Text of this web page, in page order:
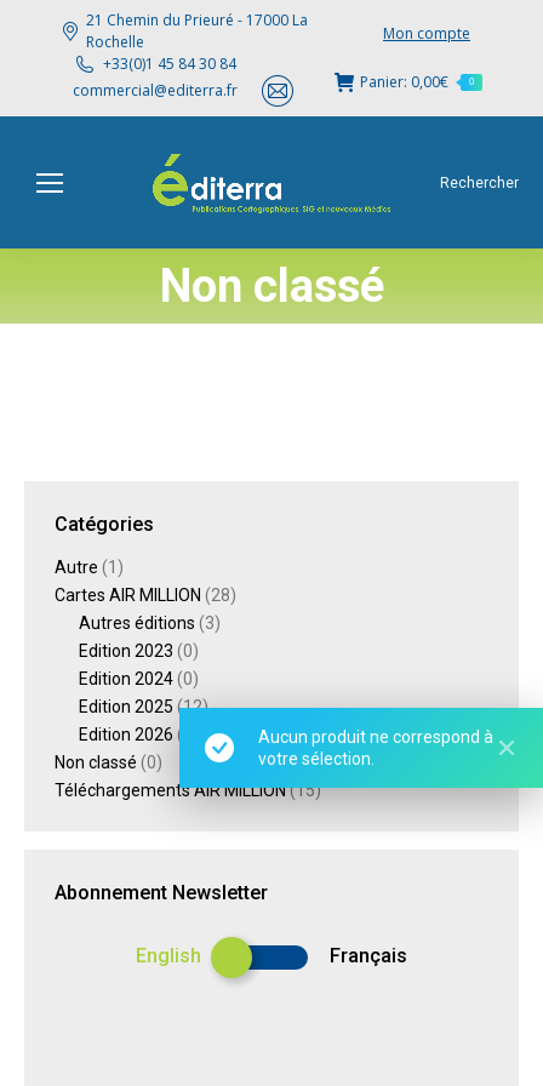
21 Chemin du Prieuré - 17000 La
Rochelle
+33(0)1 45 84 30 84
commercial@editerra.fr
Mon compte
Panier: 0,00€ 0
Rechercher
Non classé
Aucun produit ne correspond à
votre sélection.
Catégories
Autre (1)
Cartes AIR MILLION (28)
Autres éditions (3)
Edition 2023 (0)
Edition 2024(0)
Edition 2025 (12)
Edition 2026 (13)
Non classé (0)
Téléchargements AIR MILLION(15)
Abonnement Newsletter
English Français